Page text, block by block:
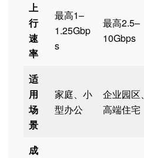
上
行
速
率
最高1–
1.25Gbp
s
最高2.5–
10Gbps
适
用
场
景
家庭、小
型办公
企业园区、
高端住宅
成